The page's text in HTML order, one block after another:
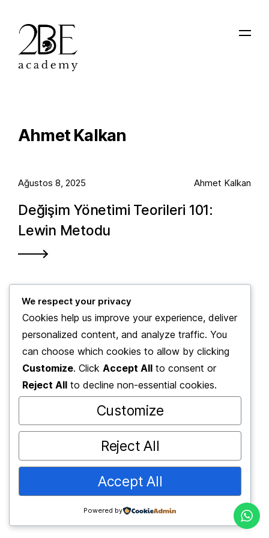
Ahmet Kalkan
Ağustos 8, 2025 Ahmet Kalkan
Değişim Yönetimi Teorileri 101:
Lewin Metodu
Şubat 25, 2025 Ahmet Kalkan
DEĞİŞİM YÖNETİMİ TEORİLERİ 101:
NUDGE TEORİSİ
© 2025 2BE Academy
2BE Academy Danışmanlık Hizmetleri
We respect your privacy
Cookies help us improve your experience, deliver
personalized content, and analyze traffic. You
can choose which cookies to allow by clicking
Customize. Click Accept All to consent or
Reject All to decline non-essential cookies.
Customize
Reject All
Accept All
Powered by